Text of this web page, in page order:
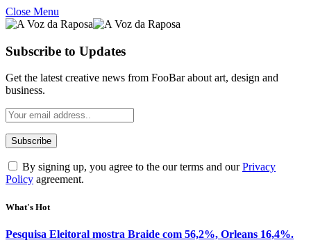
Close Menu
Subscribe to Updates
Get the latest creative news from FooBar about art, design and
business.
By signing up, you agree to the our terms and ourPrivacy
Policy agreement.
What's Hot
Pesquisa Eleitoral mostra Braide com 56,2%, Orleans 16,4%.